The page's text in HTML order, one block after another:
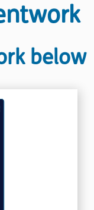
below